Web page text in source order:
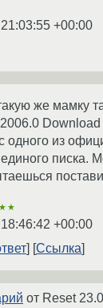
+00:00
же мамку
Download
одного из
единого писка.
+00:00
Ссылка
от Reset